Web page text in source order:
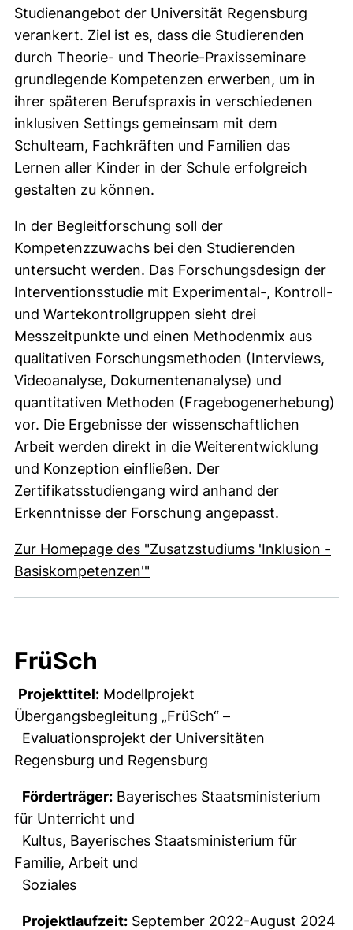
Studienangebot der Universität Regensburg
verankert. Ziel ist es, dass die Studierenden
durch Theorie- und Theorie-Praxisseminare
grundlegende Kompetenzen erwerben, um in
ihrer späteren Berufspraxis in verschiedenen
inklusiven Settings gemeinsam mit dem
Schulteam, Fachkräften und Familien das
Lernen aller Kinder in der Schule erfolgreich
gestalten zu können.
In der Begleitforschung soll der
Kompetenzzuwachs bei den Studierenden
untersucht werden. Das Forschungsdesign der
Interventionsstudie mit Experimental-, Kontroll-
und Wartekontrollgruppen sieht drei
Messzeitpunkte und einen Methodenmix aus
qualitativen Forschungsmethoden (Interviews,
Videoanalyse, Dokumentenanalyse) und
quantitativen Methoden (Fragebogenerhebung)
vor. Die Ergebnisse der wissenschaftlichen
Arbeit werden direkt in die Weiterentwicklung
und Konzeption einfließen. Der
Zertifikatsstudiengang wird anhand der
Erkenntnisse der Forschung angepasst.
Zur Homepage des "Zusatzstudiums 'Inklusion -
Basiskompetenzen'"
FrüSch
Projekttitel: Modellprojekt
Übergangsbegleitung „FrüSch“ –
Evaluationsprojekt der Universitäten
Regensburg und Regensburg
Förderträger: Bayerisches Staatsministerium
für Unterricht und
Kultus, Bayerisches Staatsministerium für
Familie, Arbeit und
Soziales
Projektlaufzeit: September 2022-August 2024